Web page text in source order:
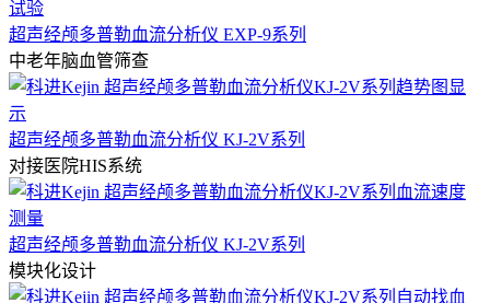
超声经颅多普勒血流分析仪 EXP-9系列
中老年脑血管筛查
超声经颅多普勒血流分析仪 KJ-2V系列
对接医院HIS系统
超声经颅多普勒血流分析仪 KJ-2V系列
模块化设计